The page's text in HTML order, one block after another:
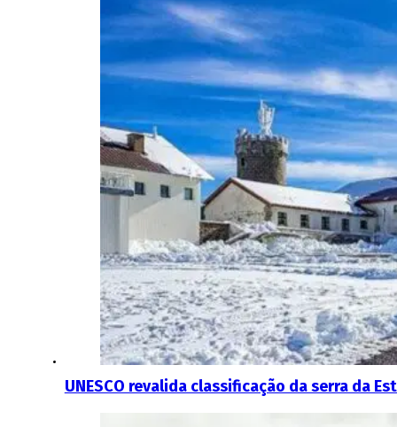
UNESCO revalida classificação da serra da